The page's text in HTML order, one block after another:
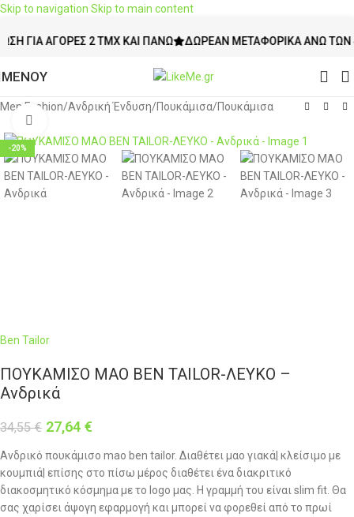
Skip to navigation Skip to main content
ΑΓΟΡΈΣ 2 ΤΜΧ ΚΑΙ ΠΆΝΩ ΔΩΡΕΆΝ ΜΕΤΑΦΟΡΙΚΆ ΆΝΩ ΤΩΝ 49€
ΜΕΝΟΥ
Men Fashion/Ανδρική Ένδυση/Πουκάμισα/Πουκάμισα
-20%
Ben Tailor
ΠΟΥΚΑΜΙΣΟ MAO BEN TAILOR-ΛΕΥΚΟ –
Ανδρικά
34,55€ 27,64 €
Ανδρικό πουκάμισο mao ben tailor. Διαθέτει μαο γιακά| κλείσιμο με
κουμπιά| επίσης στο πίσω μέρος διαθέτει ένα διακριτικό
διακοσμητικό κόσμημα με το logo μας. Η γραμμή του είναι slim fit. Θα
σας χαρίσει άψογη εφαρμογή και μπορεί να φορεθεί από το πρωί